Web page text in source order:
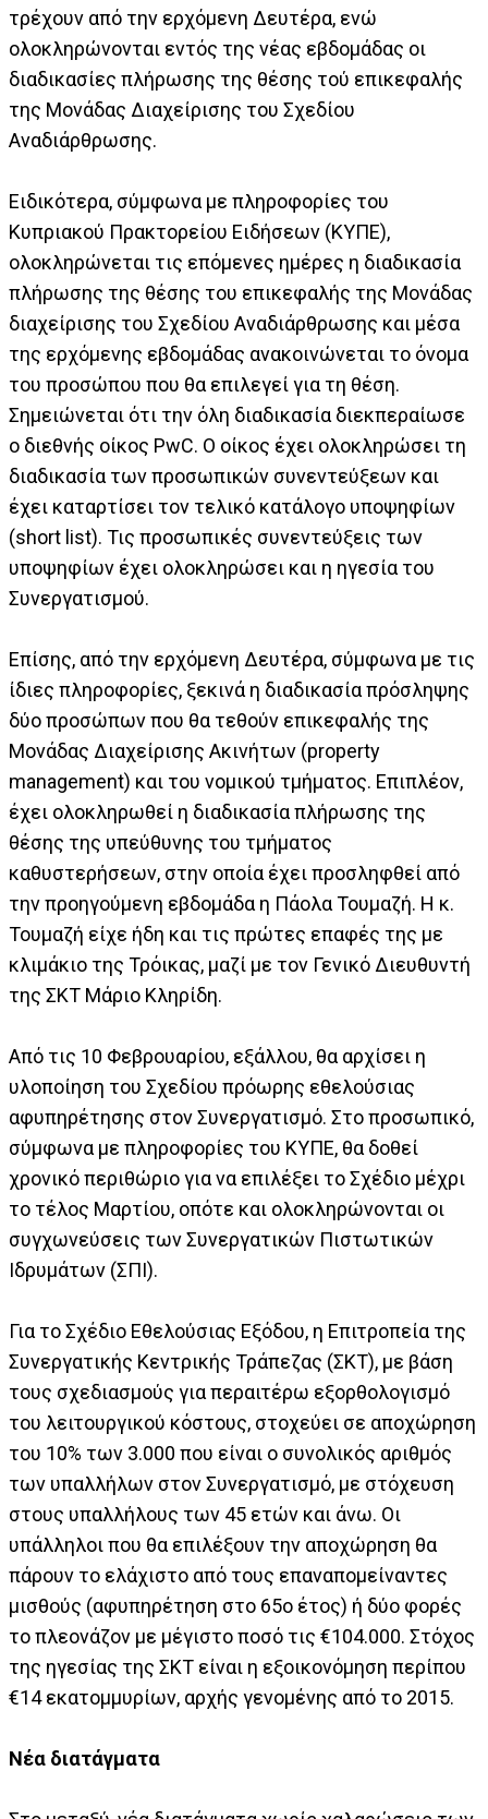
τρέχουν από την ερχόμενη Δευτέρα, ενώ
ολοκληρώνονται εντός της νέας εβδομάδας οι
διαδικασίες πλήρωσης της θέσης τού επικεφαλής
της Μονάδας Διαχείρισης του Σχεδίου
Αναδιάρθρωσης.
Ειδικότερα, σύμφωνα με πληροφορίες του
Κυπριακού Πρακτορείου Ειδήσεων (ΚΥΠΕ),
ολοκληρώνεται τις επόμενες ημέρες η διαδικασία
πλήρωσης της θέσης του επικεφαλής της Μονάδας
διαχείρισης του Σχεδίου Αναδιάρθρωσης και μέσα
της ερχόμενης εβδομάδας ανακοινώνεται το όνομα
του προσώπου που θα επιλεγεί για τη θέση.
Σημειώνεται ότι την όλη διαδικασία διεκπεραίωσε
ο διεθνής οίκος PwC. Ο οίκος έχει ολοκληρώσει τη
διαδικασία των προσωπικών συνεντεύξεων και
έχει καταρτίσει τον τελικό κατάλογο υποψηφίων
(short list). Τις προσωπικές συνεντεύξεις των
υποψηφίων έχει ολοκληρώσει και η ηγεσία του
Συνεργατισμού.
Επίσης, από την ερχόμενη Δευτέρα, σύμφωνα με τις
ίδιες πληροφορίες, ξεκινά η διαδικασία πρόσληψης
δύο προσώπων που θα τεθούν επικεφαλής της
Μονάδας Διαχείρισης Ακινήτων (property
management) και του νομικού τμήματος. Επιπλέον,
έχει ολοκληρωθεί η διαδικασία πλήρωσης της
θέσης της υπεύθυνης του τμήματος
καθυστερήσεων, στην οποία έχει προσληφθεί από
την προηγούμενη εβδομάδα η Πάολα Τουμαζή. Η κ.
Τουμαζή είχε ήδη και τις πρώτες επαφές της με
κλιμάκιο της Τρόικας, μαζί με τον Γενικό Διευθυντή
της ΣΚΤ Μάριο Κληρίδη.
Από τις 10 Φεβρουαρίου, εξάλλου, θα αρχίσει η
υλοποίηση του Σχεδίου πρόωρης εθελούσιας
αφυπηρέτησης στον Συνεργατισμό. Στο προσωπικό,
σύμφωνα με πληροφορίες του ΚΥΠΕ, θα δοθεί
χρονικό περιθώριο για να επιλέξει το Σχέδιο μέχρι
το τέλος Μαρτίου, οπότε και ολοκληρώνονται οι
συγχωνεύσεις των Συνεργατικών Πιστωτικών
Ιδρυμάτων (ΣΠΙ).
Για το Σχέδιο Εθελούσιας Εξόδου, η Επιτροπεία της
Συνεργατικής Κεντρικής Τράπεζας (ΣΚΤ), με βάση
τους σχεδιασμούς για περαιτέρω εξορθολογισμό
του λειτουργικού κόστους, στοχεύει σε αποχώρηση
του 10% των 3.000 που είναι ο συνολικός αριθμός
των υπαλλήλων στον Συνεργατισμό, με στόχευση
στους υπαλλήλους των 45 ετών και άνω. Οι
υπάλληλοι που θα επιλέξουν την αποχώρηση θα
πάρουν το ελάχιστο από τους επαναπομείναντες
μισθούς (αφυπηρέτηση στο 65ο έτος) ή δύο φορές
το πλεονάζον με μέγιστο ποσό τις €104.000. Στόχος
της ηγεσίας της ΣΚΤ είναι η εξοικονόμηση περίπου
€14 εκατομμυρίων, αρχής γενομένης από το 2015.
Νέα διατάγματα